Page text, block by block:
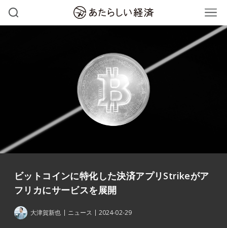
ビットコインに特化した決済アプリStrikeがア
フリカにサービスを展開
大津賀新也 ニュース 2024-02-29